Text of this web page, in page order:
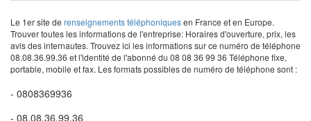
Le 1er site de renseignements téléphoniquesen France et en Europe.
Trouver toutes les informations de l'entreprise: Horaires d'ouverture, prix, les
avis des internautes. Trouvez ici les informations sur ce numéro de téléphone
08.08.36.99.36 et l'identité de l'abonné du 08 08 36 99 36 Téléphone fixe,
portable, mobile et fax. Les formats possibles de numéro de téléphone sont :
- 0808369936
- 08.08.36.99.36